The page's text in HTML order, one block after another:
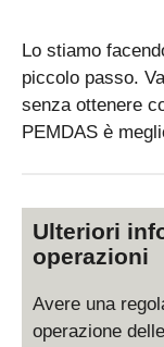
7
Lo stiamo
piccolo passo.
senza ottenere
PEMDAS è
Ulteriori
operazioni
Avere una
operazione